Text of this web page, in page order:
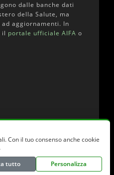
dalle banche dati
della Salute, ma
aggiornamenti. In
il portale ufficiale AIFA o
| Dati farmaci:AIFA
Con il tuo consenso anche cookie
.
tutto Personalizza